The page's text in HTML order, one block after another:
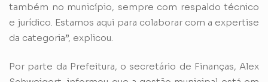
também no município, sempre com respaldo técnico
e jurídico. Estamos aqui para colaborar com a expertise
da categoria”, explicou.
Por parte da Prefeitura, o secretário de Finanças, Alex